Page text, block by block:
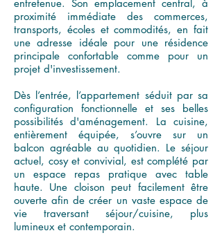
entretenue. Son emplacement central, à
proximité immédiate des commerces,
transports, écoles et commodités, en fait
une adresse idéale pour une résidence
principale confortable comme pour un
projet d'investissement.
Dès l’entrée, l’appartement séduit par sa
configuration fonctionnelle et ses belles
possibilités d'aménagement. La cuisine,
entièrement équipée, s’ouvre sur un
balcon agréable au quotidien. Le séjour
actuel, cosy et convivial, est complété par
un espace repas pratique avec table
haute. Une cloison peut facilement être
ouverte afin de créer un vaste espace de
vie traversant séjour/cuisine, plus
lumineux et contemporain.